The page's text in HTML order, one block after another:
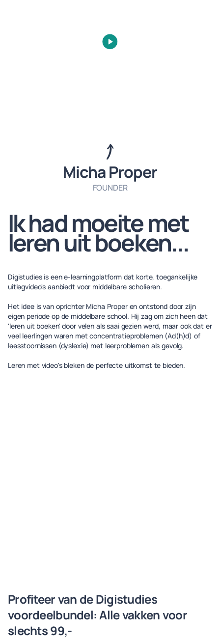
Micha Proper
FOUNDER
Ik had moeite met
leren uit boeken...
Digistudies is een e-learningplatform dat korte, toegankelijke
uitlegvideo's aanbiedt voor middelbare scholieren.
Het idee is van oprichter Micha Proper en ontstond door zijn
eigen periode op de middelbare school. Hij zag om zich heen dat
'leren uit boeken' door velen als saai gezien werd, maar ook dat er
veel leerlingen waren met concentratieproblemen (Ad(h)d) of
leesstoornissen (dyslexie) met leerproblemen als gevolg.
Leren met video's bleken de perfecte uitkomst te bieden.
Profiteer van de Digistudies
voordeelbundel: Alle vakken voor
slechts 99,-